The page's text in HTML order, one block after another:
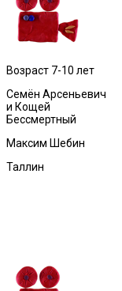
Возраст 7-10 лет
Семён Арсеньевич
и Кощей
Бессмертный
Максим Шебин
Таллин